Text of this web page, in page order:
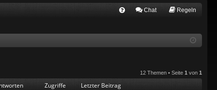
Chat Regeln
12 Themen • Seite 1 von 1
Zugriffe Letzter Beitrag